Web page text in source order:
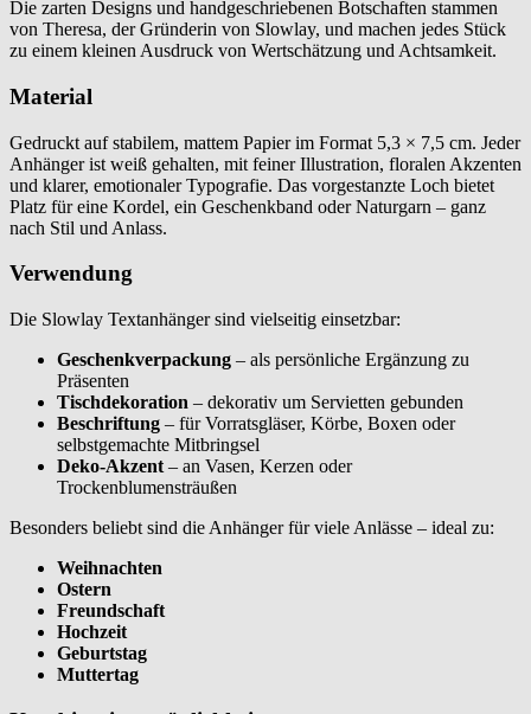
Die zarten Designs und handgeschriebenen Botschaften stammen
von Theresa, der Gründerin von Slowlay, und machen jedes Stück
zu einem kleinen Ausdruck von Wertschätzung und Achtsamkeit.
Material
Gedruckt auf stabilem, mattem Papier im Format 5,3 × 7,5 cm. Jeder
Anhänger ist weiß gehalten, mit feiner Illustration, floralen Akzenten
und klarer, emotionaler Typografie. Das vorgestanzte Loch bietet
Platz für eine Kordel, ein Geschenkband oder Naturgarn – ganz
nach Stil und Anlass.
Verwendung
Die Slowlay Textanhänger sind vielseitig einsetzbar:
Geschenkverpackung – als persönliche Ergänzung zu
Präsenten
Tischdekoration – dekorativ um Servietten gebunden
Beschriftung – für Vorratsgläser, Körbe, Boxen oder
selbstgemachte Mitbringsel
Deko-Akzent – an Vasen, Kerzen oder
Trockenblumensträußen
Besonders beliebt sind die Anhänger für viele Anlässe – ideal zu:
Weihnachten
Ostern
Freundschaft
Hochzeit
Geburtstag
Muttertag